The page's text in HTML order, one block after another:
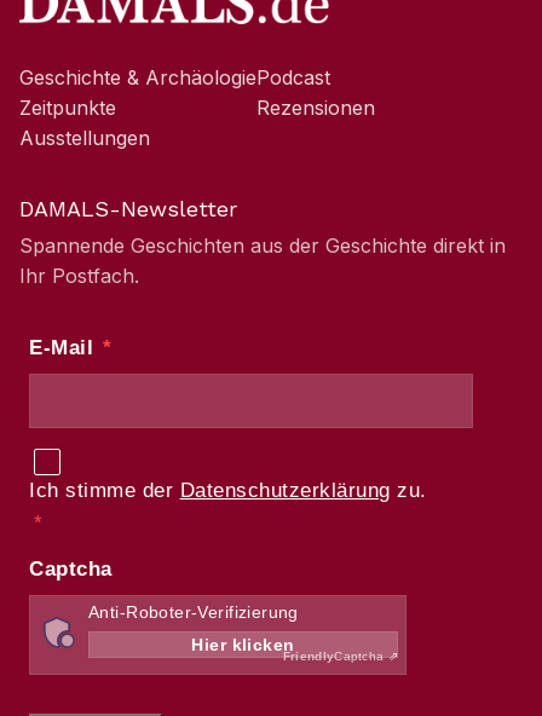
Geschichte & Archäologie
Zeitpunkte
Ausstellungen
Podcast
Rezensionen
DAMALS-Newsletter
Spannende Geschichten aus der Geschichte direkt in
Ihr Postfach.